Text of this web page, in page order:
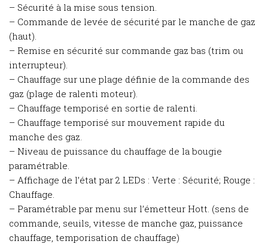
– Sécurité à la mise sous tension.
– Commande de levée de sécurité par le manche de gaz
(haut).
– Remise en sécurité sur commande gaz bas (trim ou
interrupteur).
– Chauffage sur une plage définie de la commande des
gaz (plage de ralenti moteur).
– Chauffage temporisé en sortie de ralenti.
– Chauffage temporisé sur mouvement rapide du
manche des gaz.
– Niveau de puissance du chauffage de la bougie
paramétrable.
– Affichage de l’état par 2 LEDs : Verte : Sécurité; Rouge :
Chauffage.
– Paramétrable par menu sur l’émetteur Hott. (sens de
commande, seuils, vitesse de manche gaz, puissance
chauffage, temporisation de chauffage)